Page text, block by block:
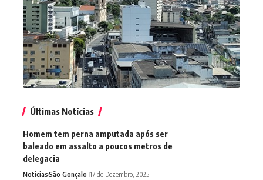
Últimas Notícias
Homem tem perna amputada após ser
baleado em assalto a poucos metros de
delegacia
NoticiasSão Gonçalo 17 de Dezembro, 2025